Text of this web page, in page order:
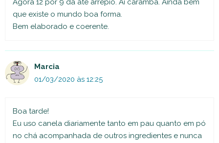
Agora 12 por 9 da até arrepio. Ai caramba. Ainda bem
que existe o mundo boa forma.
Bem elaborado e coerente.
Marcia
01/03/2020 às 12:25
Boa tarde!
Eu uso canela diariamente tanto em pau quanto em pó
no chá acompanhada de outros ingredientes e nunca